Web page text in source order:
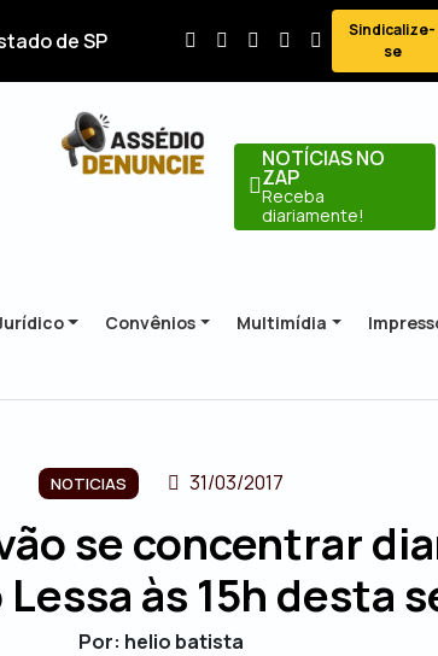
de SP
Sindicalize-
se
NOTÍCIAS NO
ZAP
Receba
diariamente!
Convênios Multimídia
NOTICIAS 31/03/2017
se concentrar
às 15h desta
Por: helio batista